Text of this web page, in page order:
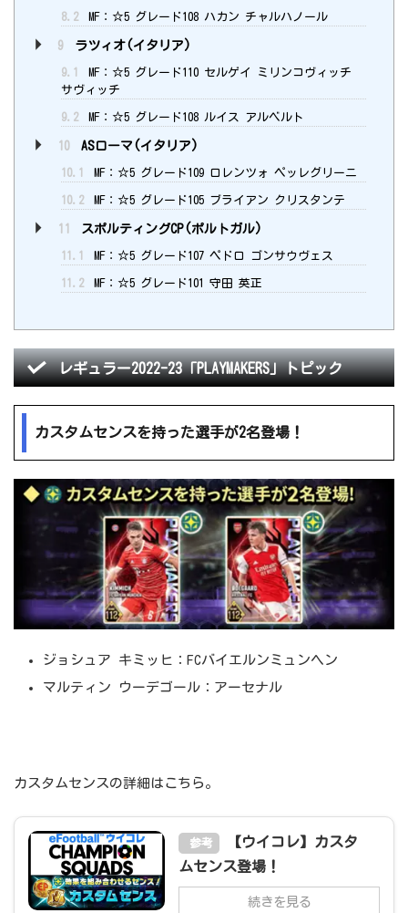
8.2 MF：☆5 グレード108 ハカン チャルハノール
9 ラツィオ(イタリア)
9.1
MF：☆5 グレード110 セルゲイ ミリンコヴィッチ
サヴィッチ
9.2 MF：☆5 グレード108 ルイス アルベルト
10 ASローマ(イタリア)
10.1 MF：☆5 グレード109 ロレンツォ ペッレグリーニ
10.2 MF：☆5 グレード105 ブライアン クリスタンテ
11 スポルティングCP(ポルトガル)
11.1 MF：☆5 グレード107 ペドロ ゴンサウヴェス
11.2 MF：☆5 グレード101 守田 英正
レギュラー2022-23「PLAYMAKERS」トピック
カスタムセンスを持った選手が2名登場！
ジョシュア キミッヒ：FCバイエルンミュンヘン
マルティン ウーデゴール：アーセナル
カスタムセンスの詳細はこちら。
参考
【ウイコレ】カスタ
ムセンス登場！
続きを見る